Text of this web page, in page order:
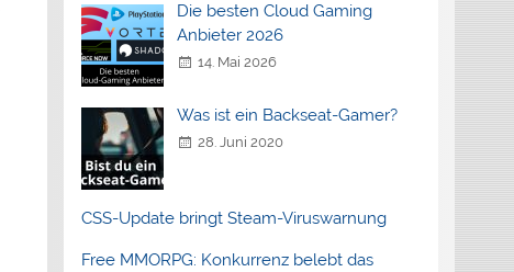
Die besten Cloud Gaming
Anbieter 2026
14. Mai 2026
Was ist ein Backseat-Gamer?
28. Juni 2020
CSS-Update bringt Steam-Viruswarnung
Free MMORPG: Konkurrenz belebt das